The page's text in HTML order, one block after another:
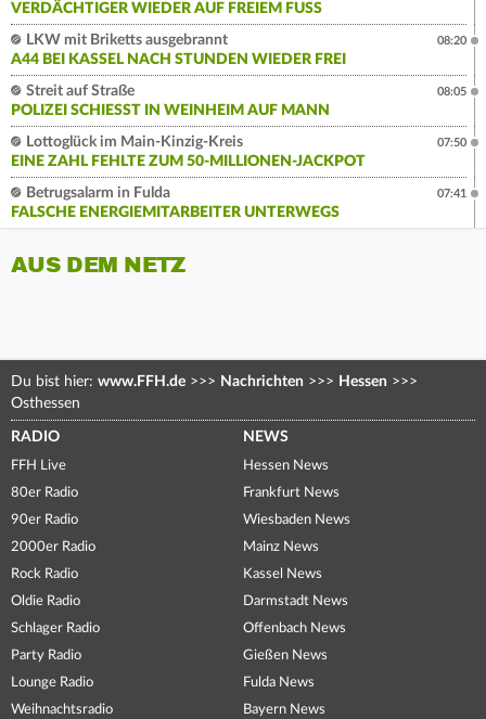
VERDÄCHTIGER WIEDER AUF FREIEM FUSS
LKW mit Briketts ausgebrannt
A44 BEI KASSEL NACH STUNDEN WIEDER FREI
08:20
Streit auf Straße
POLIZEI SCHIESST IN WEINHEIM AUF MANN
08:05
Lottoglück im Main-Kinzig-Kreis
EINE ZAHL FEHLTE ZUM 50-MILLIONEN-JACKPOT
07:50
Betrugsalarm in Fulda
FALSCHE ENERGIEMITARBEITER UNTERWEGS
07:41
AUS DEM NETZ
Du bist hier: www.FFH.de >>> Nachrichten >>> Hessen >>>
Osthessen
RADIO
FFH Live
80er Radio
90er Radio
2000er Radio
Rock Radio
Oldie Radio
Schlager Radio
Party Radio
Lounge Radio
Weihnachtsradio
NEWS
Hessen News
Frankfurt News
Wiesbaden News
Mainz News
Kassel News
Darmstadt News
Offenbach News
Gießen News
Fulda News
Bayern News